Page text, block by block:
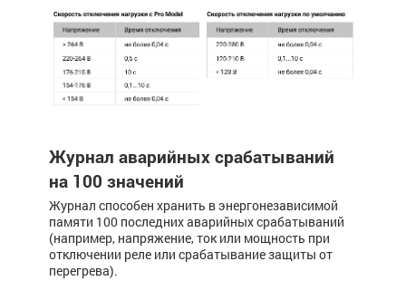
Журнал аварийных срабатываний
на 100 значений
Журнал способен хранить в энергонезависимой
памяти 100 последних аварийных срабатываний
(например, напря­жение, ток или мощность при
отключении реле или срабатывание ­­защиты от
перегрева).